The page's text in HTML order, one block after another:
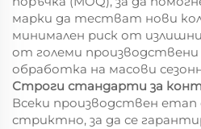
марки да тестват нови
минимален риск от
от големи
обработка на масови
Строги стандарти за
Всеки производствен етап
стриктно, за да се